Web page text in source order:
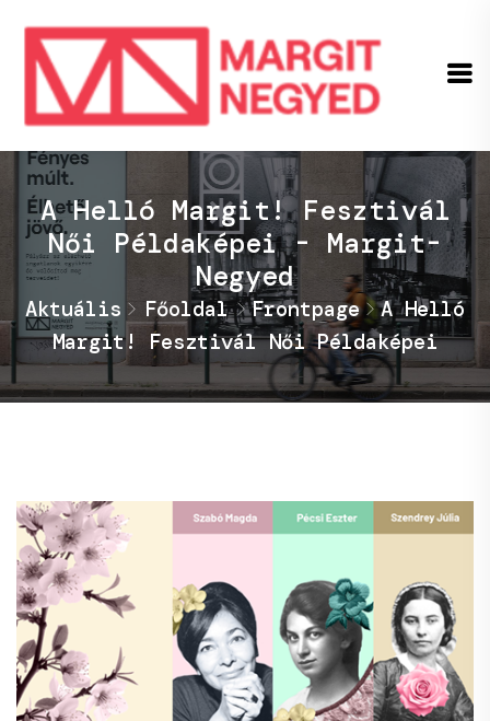
A Helló Margit! Fesztivál
Női Példaképei - Margit-
Negyed
Aktuális Főoldal Frontpage
A Helló
Margit! Fesztivál Női Példaképei